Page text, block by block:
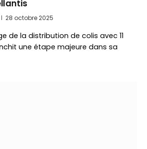
28 octobre 2025
de la distribution de colis avec 11
une étape majeure dans sa